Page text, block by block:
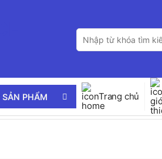
Tìm
kiếm:
PHẨM Trang chủ